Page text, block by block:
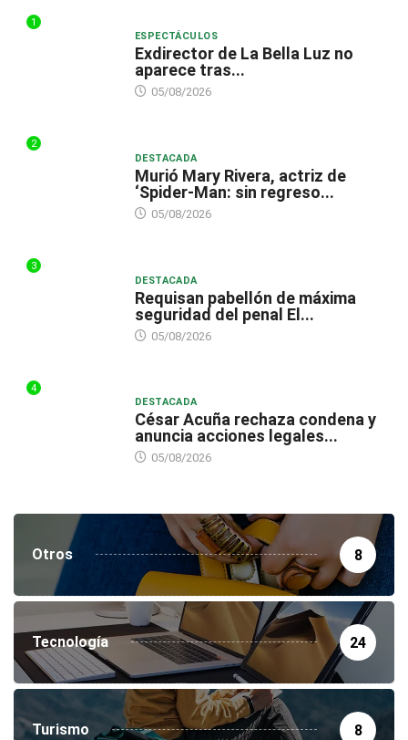
1
ESPECTÁCULOS
Exdirector de La Bella Luz no
aparece tras...
05/08/2026
2
DESTACADA
Murió Mary Rivera, actriz de
‘Spider-Man: sin regreso...
05/08/2026
3
DESTACADA
Requisan pabellón de máxima
seguridad del penal El...
05/08/2026
4
DESTACADA
César Acuña rechaza condena y
anuncia acciones legales...
05/08/2026
Otros 8
Tecnología 24
Turismo 8